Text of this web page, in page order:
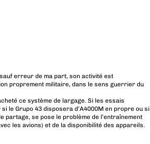
sauf erreur de ma part, son activité est
proprement militaire, dans le sens guerrier du
ce système de largage. Si les essais
le Grupo 43 disposera d’A4000M en propre ou si
partage, se pose le problème de l’entraînement
les avions) et de la disponibilité des appareils.